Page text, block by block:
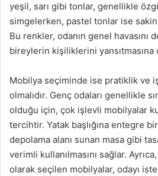
yeşil, sarı gibi tonlar, genellikle
simgelerken, pastel tonlar ise
Bu renkler, odanın genel havasını
bireylerin kişiliklerini yansıtmasına
Mobilya seçiminde ise pratiklik ve
olmalıdır. Genç odaları genellikle
olduğu için, çok işlevli mobilyalar
tercihtir. Yatak başlığına entegre
depolama alanı sunan masa gibi
verimli kullanılmasını sağlar.
olarak seçilen mobilyalar, odayı